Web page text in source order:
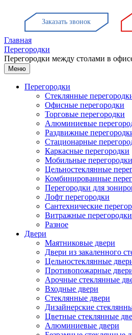
Заказать звонок
Главная
Перегородки
Перегородки между столами в
Меню
Перегородки
Стеклянные
Офисные перегородки
Торговые перегородки
Алюминиевые
Раздвижные
Стационарные
Каркасные перегородки
Мобильные перегородки
Цельностеклянные
Комбинированные
Перегородки для
Лофт перегородки
Сантехнические
Витражные перегородки
Разное
Двери
Маятниковые двери
Двери из закаленного
Цельностеклянные
Противопожарные
Арочные стеклянные
Входные двери
Стеклянные двери
Дизайнерские
Цветные стеклянные
Алюминиевые двери